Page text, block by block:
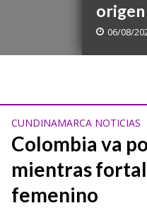
el oro! Colombia enfrenta esta
06/08/
CUNDINAMARCA NOTICIAS
Colombia va
mientras
femenino